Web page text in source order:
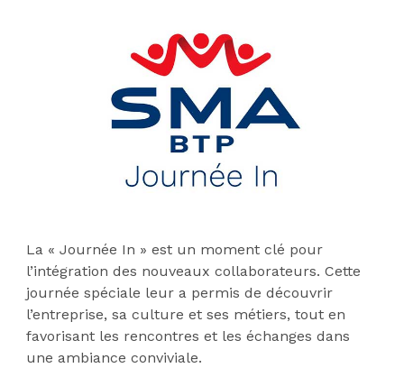
La « Journée In » est un moment clé pour
l’intégration des nouveaux collaborateurs. Cette
journée spéciale leur a permis de découvrir
l’entreprise, sa culture et ses métiers, tout en
favorisant les rencontres et les échanges dans
une ambiance conviviale.